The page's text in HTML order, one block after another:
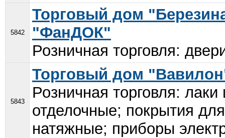
5842
Торговый дом
"ФанДОК"
Розничная торговля:
5843
Торговый дом
Розничная торговля:
отделочные; покрытия
натяжные; приборы